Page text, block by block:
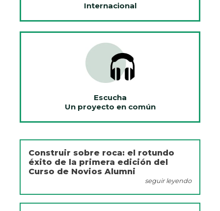
Internacional
Escucha
Un proyecto en común
Construir sobre roca: el rotundo
éxito de la primera edición del
Curso de Novios Alumni
seguir leyendo